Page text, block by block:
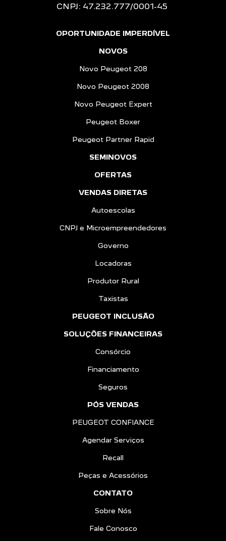
CNPJ: 47.232.777/0001-45
OPORTUNIDADE IMPERDÍVEL
NOVOS
Novo Peugeot 208
Novo Peugeot 2008
Novo Peugeot Expert
Peugeot Boxer
Peugeot Partner Rapid
SEMINOVOS
OFERTAS
VENDAS DIRETAS
Autoescolas
CNPJ e Microempreendedores
Governo
Locadoras
Produtor Rural
Taxistas
PEUGEOT INCLUSÃO
SOLUÇÕES FINANCEIRAS
Consórcio
Financiamento
Seguros
PÓS VENDAS
PEUGEOT CONFIANCE
Agendar Serviços
Recall
Peças e Acessórios
CONTATO
Sobre Nós
Fale Conosco